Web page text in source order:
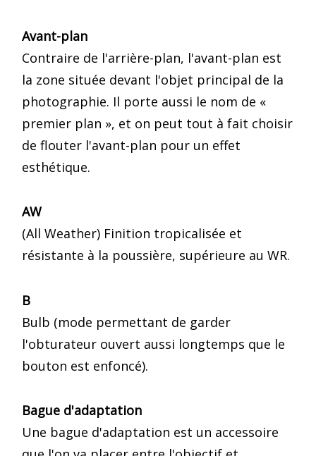
Avant-plan
Contraire de l'arrière-plan, l'avant-plan est
la zone située devant l'objet principal de la
photographie. Il porte aussi le nom de «
premier plan », et on peut tout à fait choisir
de flouter l'avant-plan pour un effet
esthétique.
AW
(All Weather) Finition tropicalisée et
résistante à la poussière, supérieure au WR.
B
Bulb (mode permettant de garder
l'obturateur ouvert aussi longtemps que le
bouton est enfoncé).
Bague d'adaptation
Une bague d'adaptation est un accessoire